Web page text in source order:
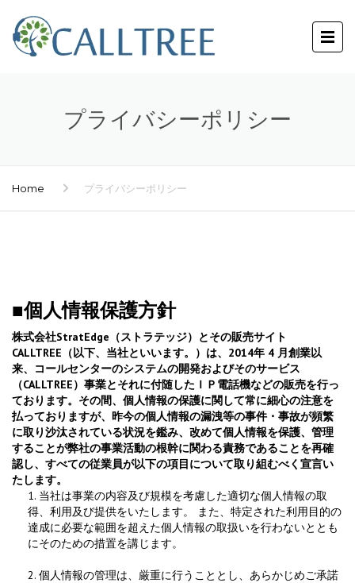
プライバシーポリシー
Home プライバシーポリシー
■個人情報保護方針
株式会社StratEdge（ストラテッジ）とその販売サイト
CALLTREE（以下、当社といいます。）は、2014年 4 月創業以
来、コールセンターのシステムの開発およびそのサービス
（CALLTREE）事業とそれに付随したＩＰ電話機などの販売を行っ
ております。その間、個人情報の保護に関して常に細心の注意を
払っておりますが、昨今の個人情報の漏洩等の事件・事故が頻繁
に取り沙汰されている状況を鑑み、改めて個人情報を保護、管理
することが弊社の事業活動の根幹に関わる責務であることを再確
認し、すべての従業員が以下の項目について取り組むべく宣言い
たします。
1. 当社は事業の内容及び規模を考慮した適切な個人情報の取
得、利用及び提供をいたします。 また、特定された利用目的の
達成に必要な範囲を超えた個人情報の取扱いを行わないととも
にそのための措置を講じます。
2. 個人情報の管理は、厳重に行うこととし、あらかじめご承諾